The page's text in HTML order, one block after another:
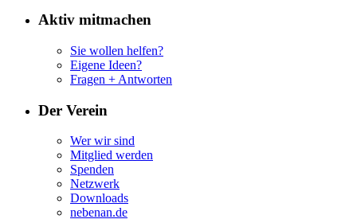
Aktiv mitmachen
Sie wollen helfen?
Eigene Ideen?
Fragen + Antworten
Der Verein
Wer wir sind
Mitglied werden
Spenden
Netzwerk
Downloads
nebenan.de